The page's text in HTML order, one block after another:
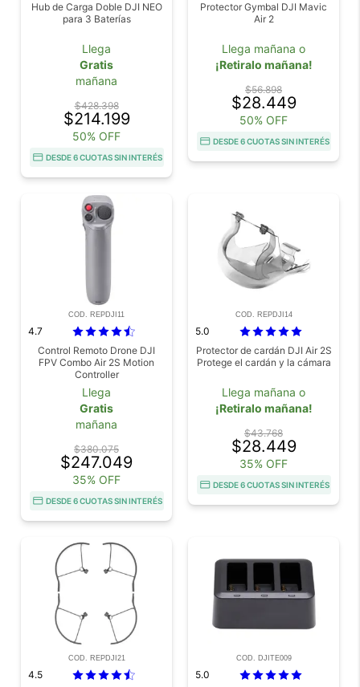
Hub de Carga Doble DJI NEO
para 3 Baterías
Llega
Gratis
mañana
$428.398
$214.199
50% OFF
DESDE 6 CUOTAS SIN INTERÉS
Protector Gymbal DJI Mavic
Air 2
Llega mañana o
¡Retiralo mañana!
$56.898
$28.449
50% OFF
DESDE 6 CUOTAS SIN INTERÉS
COD. REPDJI11
4.7
Control Remoto Drone DJI
FPV Combo Air 2S Motion
Controller
Llega
Gratis
mañana
$380.075
$247.049
35% OFF
DESDE 6 CUOTAS SIN INTERÉS
COD. REPDJI14
5.0
Protector de cardán DJI Air 2S
Protege el cardán y la cámara
Llega mañana o
¡Retiralo mañana!
$43.768
$28.449
35% OFF
DESDE 6 CUOTAS SIN INTERÉS
COD. REPDJI21
4.5
COD. DJITE009
5.0